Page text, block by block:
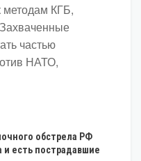
методам КГБ,
частью
НАТО,
обстрела РФ
есть пострадавшие